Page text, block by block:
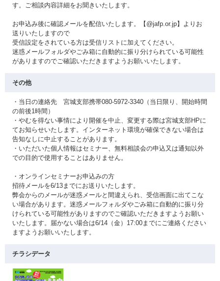
す。ご相談内容詳細をお聞きいたします。
お申込み後に確認メールを配信いたします。【@jafp.or.jp】よりお
送りいたしますので
受信設定をされている方は受信リストに加えてください。
迷惑メールフォルダやごみ箱に自動的に振り分けられている可能性
がありますのでご確認いただきますようお願いいたします。
その他
・当日の連絡先 宮城支部携帯080-5972-3340（当日限り、開始時間
の前後1時間）
・やむを得ない事情により開催を中止、変更する際は宮城支部HPに
てお知らせいたします。インターネット環境が確保できない場合は
告知なしに中止することがあります。
・いただいた個人情報はセミナー、無料相談会の申込又は通知以外
での目的で使用することはありません。
・オンラインセミナーお申込みの方
招待メールを6/13までにお送りいたします。
弊会からのメールが迷惑メールと間違えられ、受信画面に出てこな
い場合があります。迷惑メールフォルダやごみ箱に自動的に振り分
けられている可能性がありますのでご確認いただきますようお願い
いたします。届かない場合は6/14（金）17:00までにご連絡ください
ますようお願いいたします。
チラシデータ